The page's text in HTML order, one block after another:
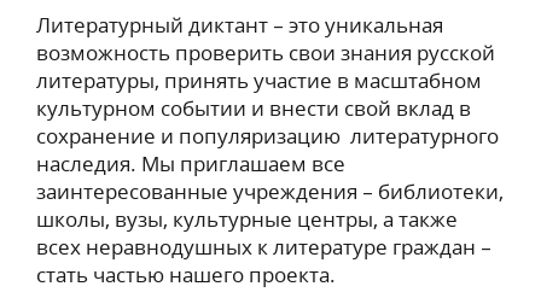
Литературный диктант – это уникальная
возможность проверить свои знания русской
литературы, принять участие в масштабном
культурном событии и внести свой вклад в
сохранение и популяризацию литературного
наследия. Мы приглашаем все
заинтересованные учреждения – библиотеки,
школы, вузы, культурные центры, а также
всех неравнодушных к литературе граждан –
стать частью нашего проекта.